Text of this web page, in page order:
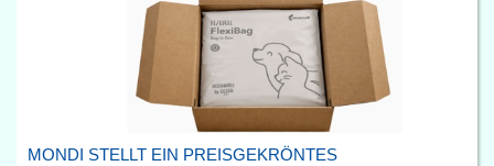
MONDI STELLT EIN PREISGEKRÖNTES